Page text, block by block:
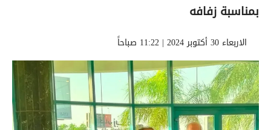
بمناسبة زفافه
الاربعاء 30 أكتوبر 2024 | 11:22 صباحاً